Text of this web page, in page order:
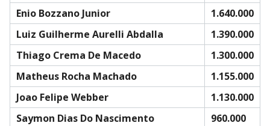
Enio Bozzano Junior
1.640.000
Luiz Guilherme Aurelli Abdalla
1.390.000
Thiago Crema De Macedo
1.300.000
Matheus Rocha Machado
1.155.000
Joao Felipe Webber
1.130.000
Saymon Dias Do Nascimento
960.000